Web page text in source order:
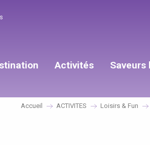
Activités Saveurs
Accueil ACTIVITES Loisirs & Fun